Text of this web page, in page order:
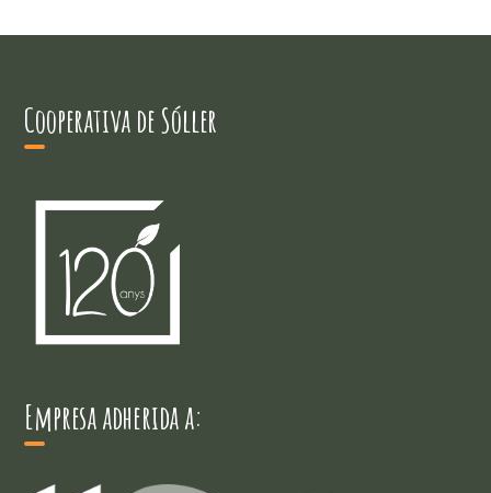
Cooperativa de Sóller
Empresa adherida a: